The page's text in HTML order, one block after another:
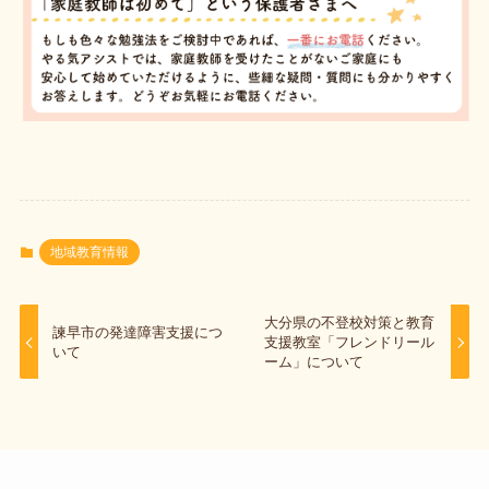
地域教育情報
諫早市の発達障害支援につ
いて
大分県の不登校対策と教育
支援教室「フレンドリール
ーム」について